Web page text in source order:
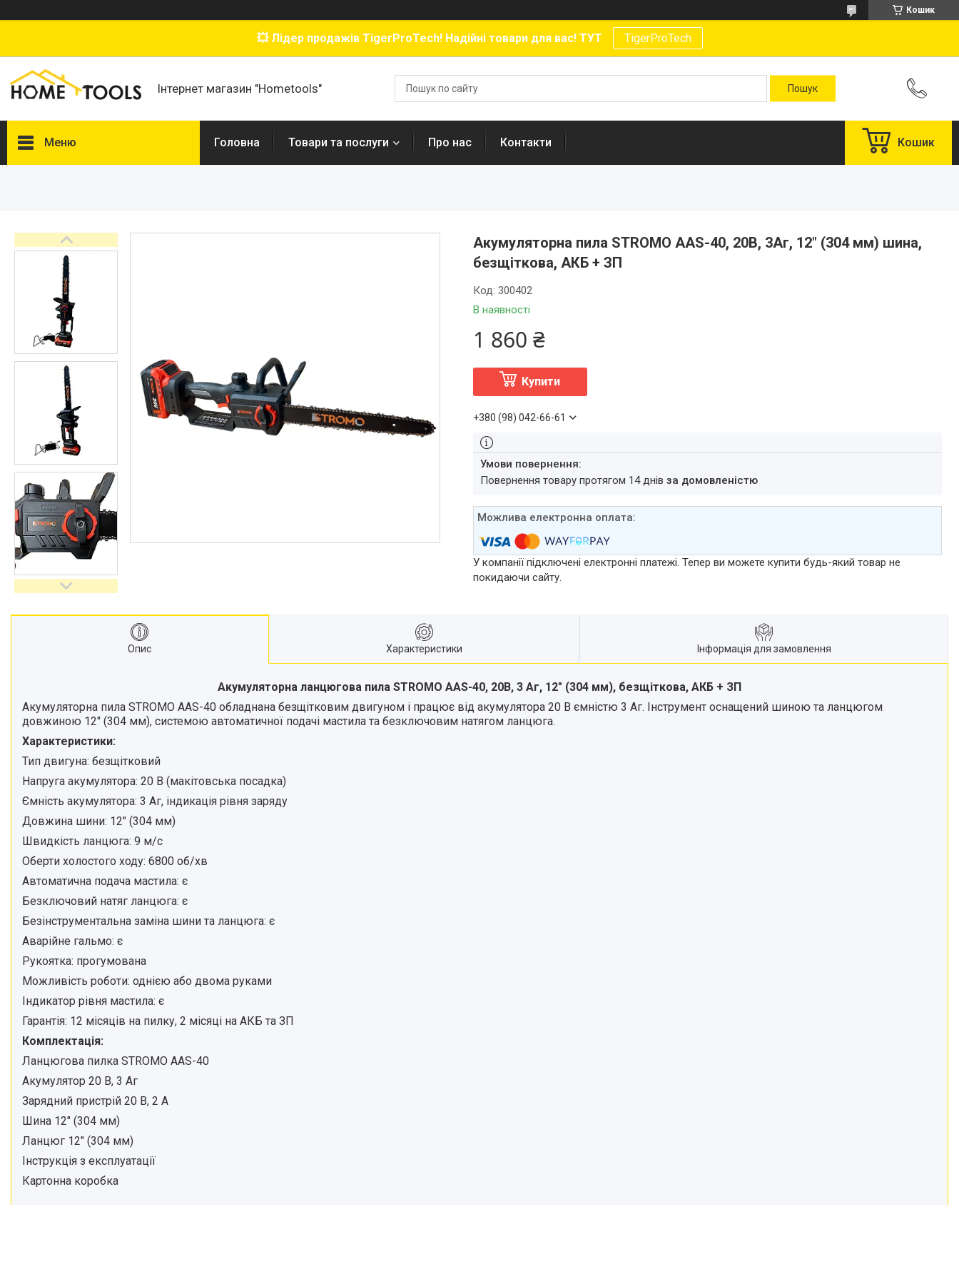
Кошик
💥 Лідер продажів TigerProTech! Надійні товари для вас! ТУТ TigerProTech
Інтернет магазин "Hometools"
Меню Головна Товари та послуги Про нас Контакти Кошик
Акумуляторна пила STROMO AAS-40, 20В, 3Аг, 12" (304 мм) шина,
безщіткова, АКБ + ЗП
В наявності
Код: 300402
1 860 ₴
Купити
+380 (98) 042-66-61
повернення товару протягом 14 днів за домовленістю
У компанії підключені електронні платежі. Тепер ви можете купити будь-який товар не
покидаючи сайту.
Опис Характеристики Інформація для замовлення
Акумуляторна ланцюгова пила STROMO AAS-40, 20В, 3 Аг, 12" (304 мм), безщіткова, АКБ + ЗП
Акумуляторна пила STROMO AAS-40 обладнана безщітковим двигуном і працює від акумулятора 20 В ємністю 3 Аг. Інструмент оснащений шиною та ланцюгом
довжиною 12" (304 мм), системою автоматичної подачі мастила та безключовим натягом ланцюга.
Характеристики:
Тип двигуна: безщітковий
Напруга акумулятора: 20 В (макітовська посадка)
Ємність акумулятора: 3 Аг, індикація рівня заряду
Довжина шини: 12" (304 мм)
Швидкість ланцюга: 9 м/с
Оберти холостого ходу: 6800 об/хв
Автоматична подача мастила: є
Безключовий натяг ланцюга: є
Безінструментальна заміна шини та ланцюга: є
Аварійне гальмо: є
Рукоятка: прогумована
Можливість роботи: однією або двома руками
Індикатор рівня мастила: є
Гарантія: 12 місяців на пилку, 2 місяці на АКБ та ЗП
Комплектація:
Ланцюгова пилка STROMO AAS-40
Акумулятор 20 В, 3 Аг
Зарядний пристрій 20 В, 2 А
Шина 12" (304 мм)
Ланцюг 12" (304 мм)
Інструкція з експлуатації
Картонна коробка